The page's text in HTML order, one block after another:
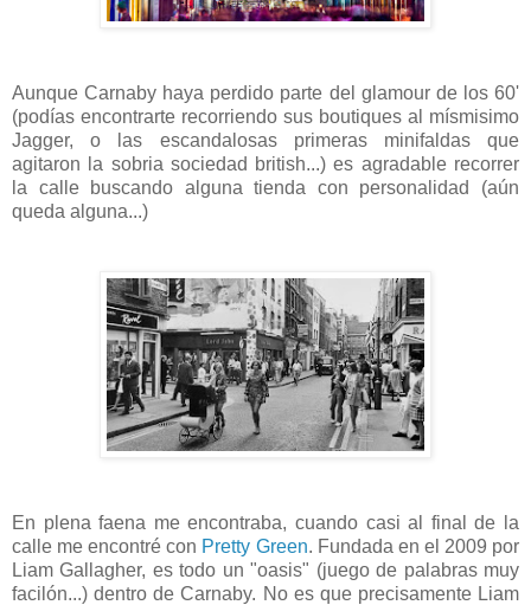
Aunque Carnaby haya perdido parte del glamour de los 60'
(podías encontrarte recorriendo sus boutiques al mísmisimo
Jagger, o las escandalosas primeras minifaldas que
agitaron la sobria sociedad british...) es agradable recorrer
la calle buscando alguna tienda con personalidad (aún
queda alguna...)
En plena faena me encontraba, cuando casi al final de la
calle me encontré con Pretty Green. Fundada en el 2009 por
Liam Gallagher, es todo un "oasis" (juego de palabras muy
facilón...) dentro de Carnaby. No es que precisamente Liam